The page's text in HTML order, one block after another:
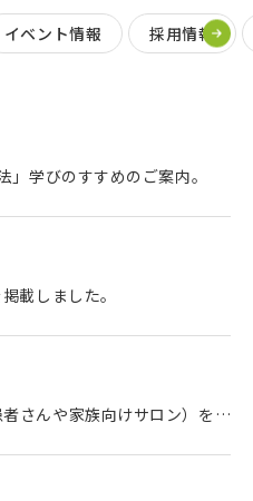
イベント情報 採用情報
学びのすすめのご案内。
載しました。
家族向けサロン）を開催します。